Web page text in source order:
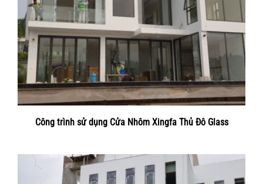
Công trình sử dụng Cửa Nhôm Xingfa Thủ Đô Glass